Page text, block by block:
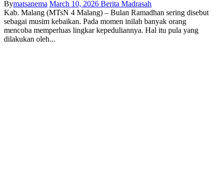
Bymatsanema March 10, 2026 Berita Madrasah
Kab. Malang (MTsN 4 Malang) – Bulan Ramadhan sering disebut
sebagai musim kebaikan. Pada momen inilah banyak orang
mencoba memperluas lingkar kepeduliannya. Hal itu pula yang
dilakukan oleh...